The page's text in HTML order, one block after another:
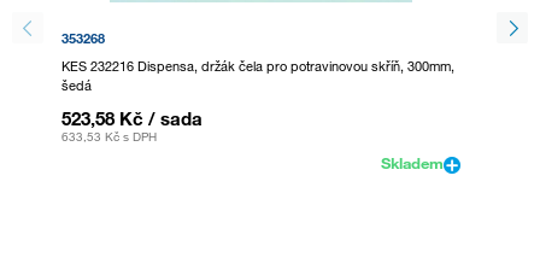
353268
KES 232216 Dispensa, držák čela pro potravinovou skříň, 300mm,
šedá
523,58 Kč / sada
633,53 Kč s DPH
Skladem
353269